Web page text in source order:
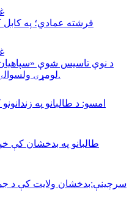
فرشته عمادي؛ په کابل
د نوې تاسیس شوې «سپاهیان
لومړۍ ولسوالۍ د سقوط په اړه نوې اعلامیه.
طالبانو په بدخشان كې
سرچینې:بدخشان ولایت کې د